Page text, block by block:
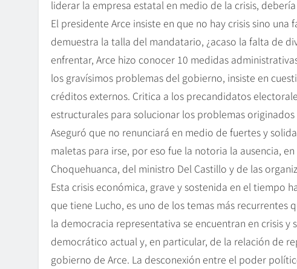
liderar la empresa estatal en medio de la crisis,
El presidente Arce insiste en que no hay crisis sino
demuestra la talla del mandatario, ¿acaso la falta de
enfrentar, Arce hizo conocer 10 medidas
los gravísimos problemas del gobierno, insiste en
créditos externos. Critica a los precandidatos
estructurales para solucionar los problemas
Aseguró que no renunciará en medio de fuertes y
maletas para irse, por eso fue la notoria la ausencia,
Choquehuanca, del ministro Del Castillo y de las
Esta crisis económica, grave y sostenida en el tiempo
que tiene Lucho, es uno de los temas más
la democracia representativa se encuentran en crisis
democrático actual y, en particular, de la relación de
gobierno de Arce. La desconexión entre el poder